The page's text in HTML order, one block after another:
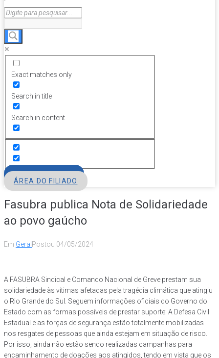
Exact matches only
Search in title
Search in content
ÁREA DO FILIADO
Fasubra publica Nota de Solidariedade
ao povo gaúcho
Em Geral Postou 04/05/2024
A FASUBRA Sindical e Comando Nacional de Greve prestam sua
solidariedade às vítimas afetadas pela tragédia climática que atingiu
o Rio Grande do Sul. Seguem informações oficiais do Governo do
Estado com as formas possíveis de prestar suporte: A Defesa Civil
Estadual e as forças de segurança estão totalmente mobilizadas
nos resgates de pessoas que ainda estejam em situação de risco.
Por isso, ainda não estão sendo realizadas campanhas para
encaminhamento de doações aos atingidos, tendo em vista que os